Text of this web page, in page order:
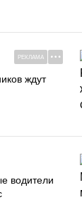
РЕКЛАМА
ждут
водители